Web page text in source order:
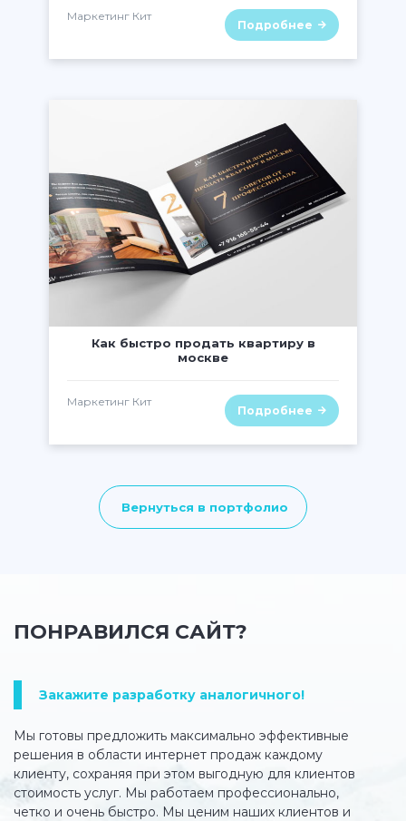
Маркетинг Кит
Подробнее
" class="lazy" alt="" />
Как быстро продать квартиру в
москве
Маркетинг Кит
Подробнее
Вернуться в портфолио
ПОНРАВИЛСЯ САЙТ?
Закажите разработку аналогичного!
Мы готовы предложить максимально эффективные
решения в области интернет продаж каждому
клиенту, сохраняя при этом выгодную для клиентов
стоимость услуг. Мы работаем профессионально,
четко и очень быстро. Мы ценим наших клиентов и